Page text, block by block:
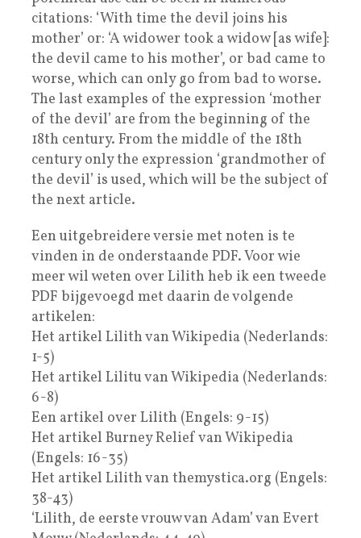
citations: ‘With time the devil joins his
mother’ or: ‘A widower took a widow [as wife]:
the devil came to his mother’, or bad came to
worse, which can only go from bad to worse.
The last examples of the expression ‘mother
of the devil’ are from the beginning of the
18th century. From the middle of the 18th
century only the expression ‘grandmother of
the devil’ is used, which will be the subject of
the next article.
Een uitgebreidere versie met noten is te
vinden in de onderstaande PDF. Voor wie
meer wil weten over Lilith heb ik een tweede
PDF bijgevoegd met daarin de volgende
artikelen:
Het artikel Lilith van Wikipedia (Nederlands:
1-5)
Het artikel Lilitu van Wikipedia (Nederlands:
6-8)
Een artikel over Lilith (Engels: 9-15)
Het artikel Burney Relief van Wikipedia
(Engels: 16-35)
Het artikel Lilith van themystica.org (Engels:
38-43)
‘Lilith, de eerste vrouw van Adam’ van Evert